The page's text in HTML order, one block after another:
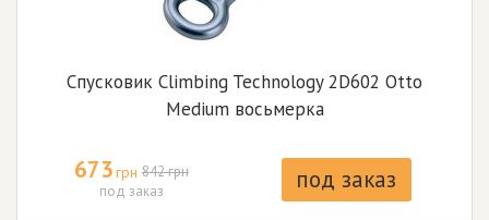
Спусковик Climbing Technology 2D602 Otto
Medium восьмерка
673грн 842 грн
под заказ
под заказ